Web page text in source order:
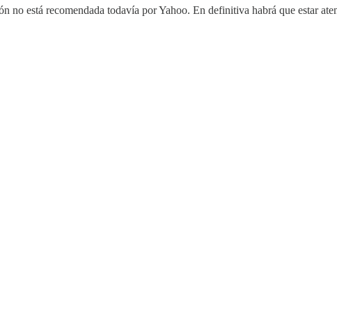
está recomendada todavía por Yahoo. En definitiva habrá que estar